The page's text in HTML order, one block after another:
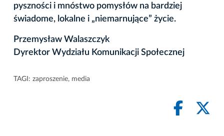
pyszności i mnóstwo pomysłów na bardziej
świadome, lokalne i „niemarnujące” życie.
Przemysław Walaszczyk
Dyrektor Wydziału Komunikacji Społecznej
TAGI: zaproszenie, media